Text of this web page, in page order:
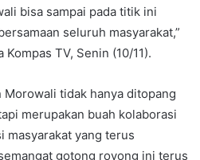
bisa sampai pada titik ini
seluruh masyarakat,”
TV, Senin (10/11).
tidak hanya ditopang
merupakan buah kolaborasi
masyarakat yang terus
gotong royong ini terus